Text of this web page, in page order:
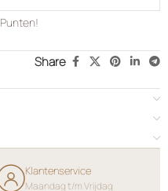
Punten!
Share
Klantenservice
Maandag t/m Vrijdag